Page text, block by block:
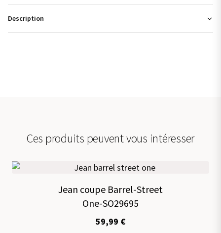
Description
Ces produits peuvent vous intéresser
Jean coupe Barrel-Street
One-SO29695
59,99 €